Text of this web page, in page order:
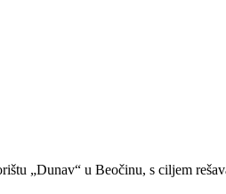
„Dunav“ u Beočinu, s ciljem